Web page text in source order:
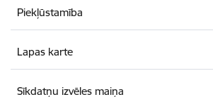
Piekļūstamība
Lapas karte
Sīkdatņu izvēles maiņa